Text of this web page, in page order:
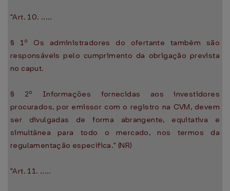
"Art. 10. .....
§ 1º Os administradores do ofertante também são
responsáveis pelo cumprimento da obrigação prevista
no caput.
§ 2º Informações fornecidas aos investidores
procurados, por emissor com o registro na CVM, devem
ser divulgadas de forma abrangente, equitativa e
simultânea para todo o mercado, nos termos da
regulamentação específica." (NR)
"Art. 11. .....